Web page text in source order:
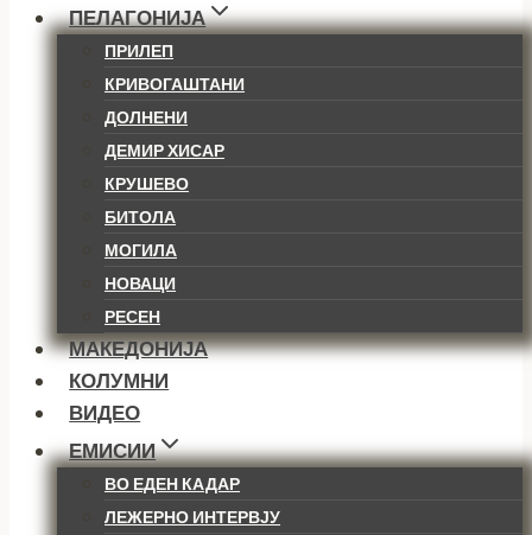
ПЕЛАГОНИЈА
ПРИЛЕП
КРИВОГАШТАНИ
ДОЛНЕНИ
ДЕМИР ХИСАР
КРУШЕВО
БИТОЛА
МОГИЛА
НОВАЦИ
РЕСЕН
МАКЕДОНИЈА
КОЛУМНИ
ВИДЕО
ЕМИСИИ
ВО ЕДЕН КАДАР
ЛЕЖЕРНО ИНТЕРВЈУ